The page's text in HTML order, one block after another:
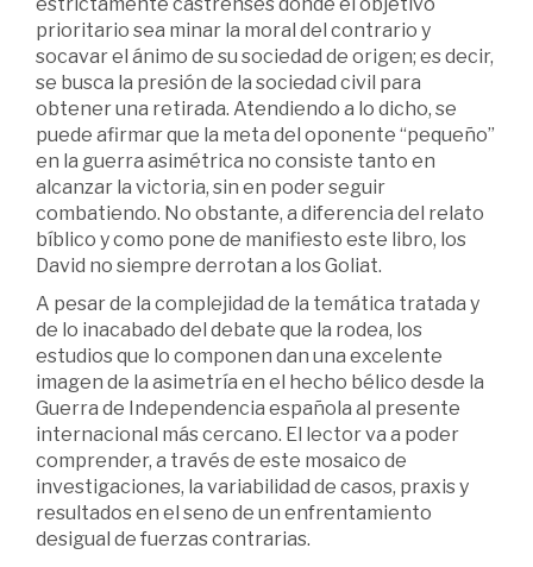
prioritario sea minar la moral del contrario y
socavar el ánimo de su sociedad de origen; es decir,
se busca la presión de la sociedad civil para
obtener una retirada. Atendiendo a lo dicho, se
puede afirmar que la meta del oponente “pequeño”
en la guerra asimétrica no consiste tanto en
alcanzar la victoria, sin en poder seguir
combatiendo. No obstante, a diferencia del relato
bíblico y como pone de manifiesto este libro, los
David no siempre derrotan a los Goliat.
A pesar de la complejidad de la temática tratada y
de lo inacabado del debate que la rodea, los
estudios que lo componen dan una excelente
imagen de la asimetría en el hecho bélico desde la
Guerra de Independencia española al presente
internacional más cercano. El lector va a poder
comprender, a través de este mosaico de
investigaciones, la variabilidad de casos, praxis y
resultados en el seno de un enfrentamiento
desigual de fuerzas contrarias.